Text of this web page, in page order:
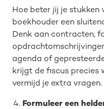
Hoe beter jij je stukken
boekhouder een
Denk aan contracten,
agenda of
krijgt de fiscus precies
vermijd je extra vragen.
Formuleer een